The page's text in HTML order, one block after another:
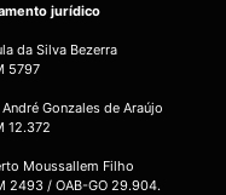
jurídico
da Silva Bezerra
5797
Gonzales de Araújo
12.372
Moussallem Filho
2493 / OAB-GO 29.904.